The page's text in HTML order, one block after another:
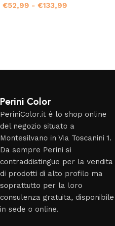
€52,99 - €133,99
Perini Color
PeriniColor.it è lo shop online
del negozio situato a
Montesilvano in Via Toscanini 1.
Da sempre Perini si
contraddistingue per la vendita
di prodotti di alto profilo ma
soprattutto per la loro
consulenza gratuita, disponibile
in sede o online.